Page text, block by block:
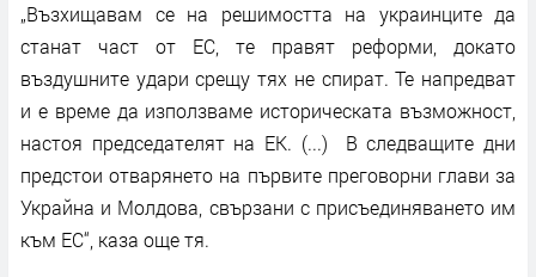
„Възхищавам се на решимостта на украинците да
станат част от ЕС, те правят реформи, докато
въздушните удари срещу тях не спират. Те напредват
и е време да използваме историческата възможност,
настоя председателят на ЕК. (...) В следващите дни
предстои отварянето на първите преговорни глави за
Украйна и Молдова, свързани с присъединяването им
към ЕС“, каза още тя.